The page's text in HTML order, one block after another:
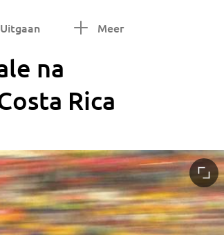
Uitgaan Meer
na
Rica